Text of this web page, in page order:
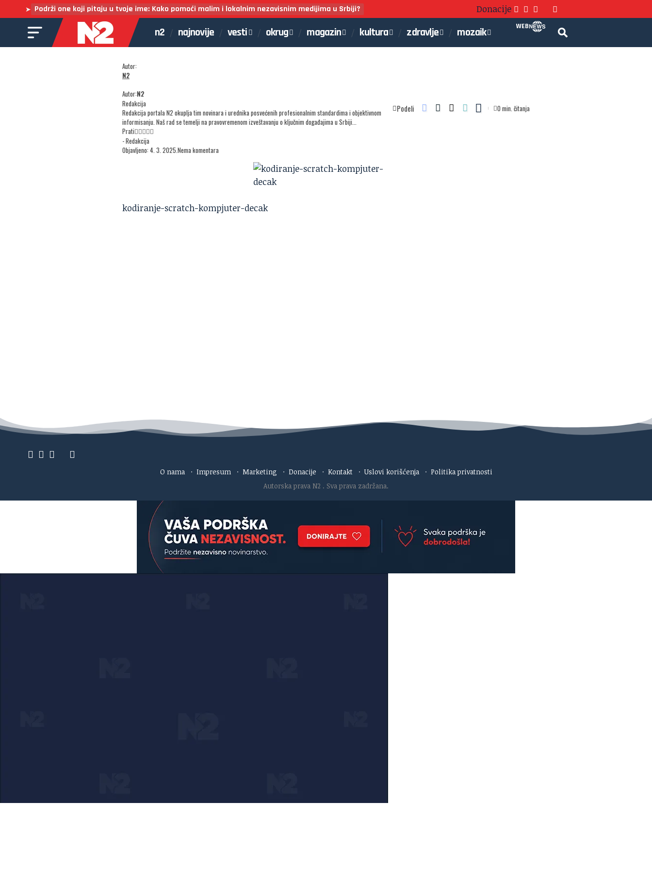
➤ Podrži one koji pitaju u tvoje ime: Kako pomoći malim i lokalnim nezavisnim medijima u Srbiji? Donacije
n2 najnovije vesti okrug magazin kultura zdravlje mozaik WEB
Autor:
N2
Autor:N2
Redakcija
Redakcija portala N2 okuplja tim novinara i urednika posvećenih profesionalnim standardima i objektivnom
informisanju. Naš rad se temelji na pravovremenom izveštavanju o ključnim događajima u Srbiji...
Prati
- Redakcija
Objavljeno: 4. 3. 2025.Nema komentara
Podeli 0 min. čitanja
kodiranje-scratch-kompjuter-decak
O nama · Impresum · Marketing · Donacije · Kontakt · Uslovi korišćenja · Politika privatnosti
Autorska prava N2 . Sva prava zadržana.